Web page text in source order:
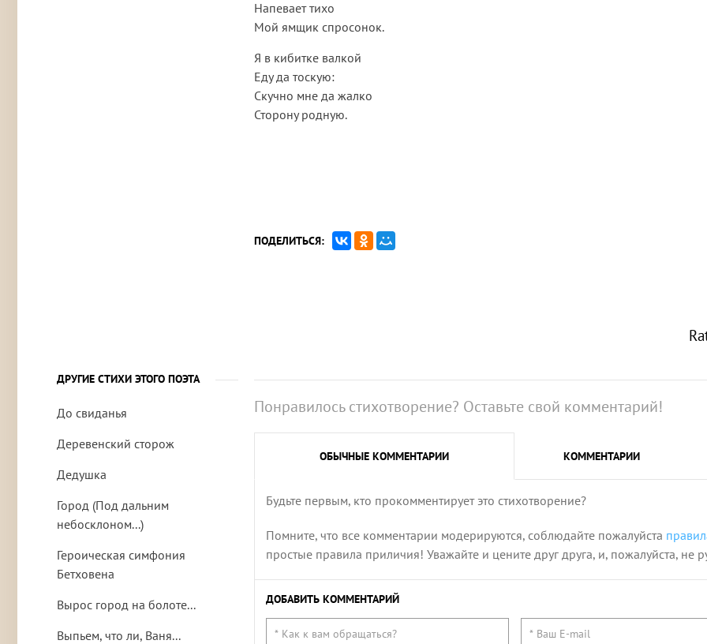
Напевает тихо
Мой ямщик спросонок.
Я в кибитке валкой
Еду да тоскую:
Скучно мне да жалко
Сторону родную.
ПОДЕЛИТЬСЯ:
ДРУГИЕ СТИХИ ЭТОГО ПОЭТА
До свиданья
Деревенский сторож
Дедушка
Город (Под дальним
небосклоном...)
Героическая симфония
Бетховена
Вырос город на болоте...
Выпьем, что ли, Ваня...
Понравилось стихотворение? Оставьте свой комментарий!
ОБЫЧНЫЕ КОММЕНТАРИИ КОММЕНТАРИИ
Будьте первым, кто прокомментирует это стихотворение?
Помните, что все комментарии модерируются, соблюдайте пожалуйста
простые правила приличия! Уважайте и цените друг друга, и, пожалуйста, не
ДОБАВИТЬ КОММЕНТАРИЙ